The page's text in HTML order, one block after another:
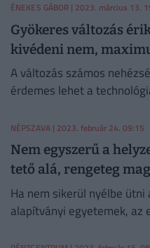
ÉNEKES GÁBOR | 2023. március 13.
Gyökeres változás
kivédeni nem,
A változás számos
érdemes lehet a
NÉPSZAVA| 2023. február 24. 09:15
Nem egyszerű a
tető alá, rengeteg
Ha nem sikerül nyélbe ütni
alapítványi egyetemek, az